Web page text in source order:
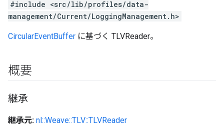
#include <src/lib/profiles/data-
management/Current/LoggingManagement.h>
CircularEventBuffer に基づく TLVReader。
概要
継承
継承元: nl::Weave::TLV::TLVReader